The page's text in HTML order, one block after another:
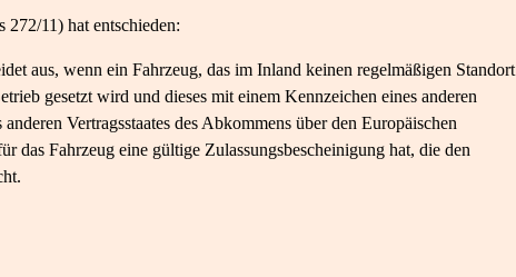
11) hat entschieden:
aus, wenn ein Fahrzeug, das im Inland keinen regelmäßigen Standort
gesetzt wird und dieses mit einem Kennzeichen eines anderen
Vertragsstaates des Abkommens über den Europäischen
das Fahrzeug eine gültige Zulassungsbescheinigung hat, die den